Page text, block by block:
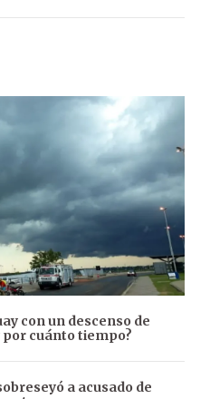
con un descenso de
por cuánto tiempo?
a acusado de